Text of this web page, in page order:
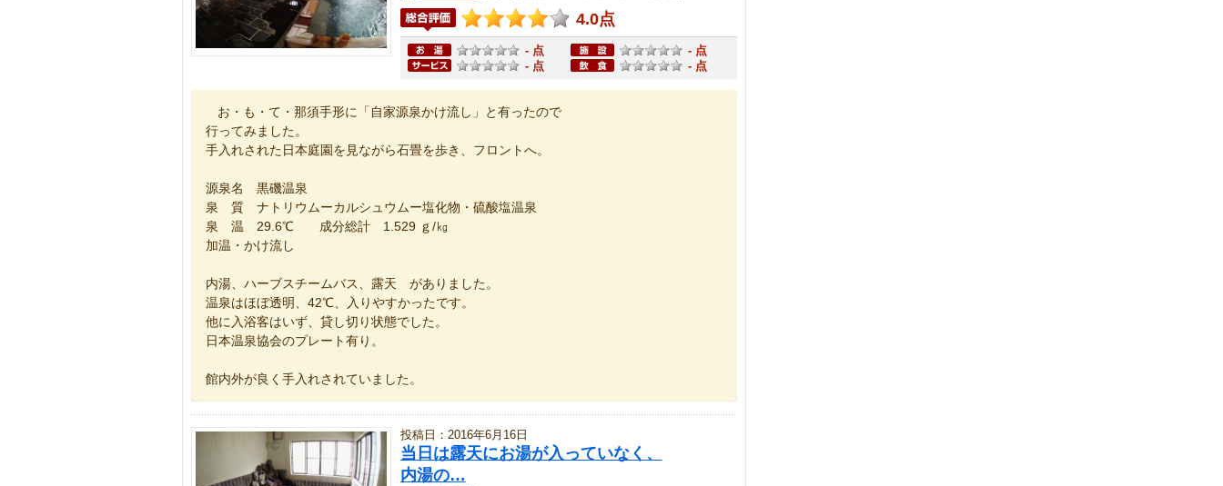
4.0点
- 点
- 点
- 点
- 点
お・も・て・那須手形に「自家源泉かけ流し」と有ったので
行ってみました。
手入れされた日本庭園を見ながら石畳を歩き、フロントへ。
源泉名 黒磯温泉
泉 質 ナトリウムーカルシュウムー塩化物・硫酸塩温泉
泉 温 29.6℃ 成分総計 1.529 ｇ/㎏
加温・かけ流し
内湯、ハーブスチームバス、露天 がありました。
温泉はほぼ透明、42℃、入りやすかったです。
他に入浴客はいず、貸し切り状態でした。
日本温泉協会のプレート有り。
館内外が良く手入れされていました。
投稿日：2016年6月16日
当日は露天にお湯が入っていなく、
内湯の…